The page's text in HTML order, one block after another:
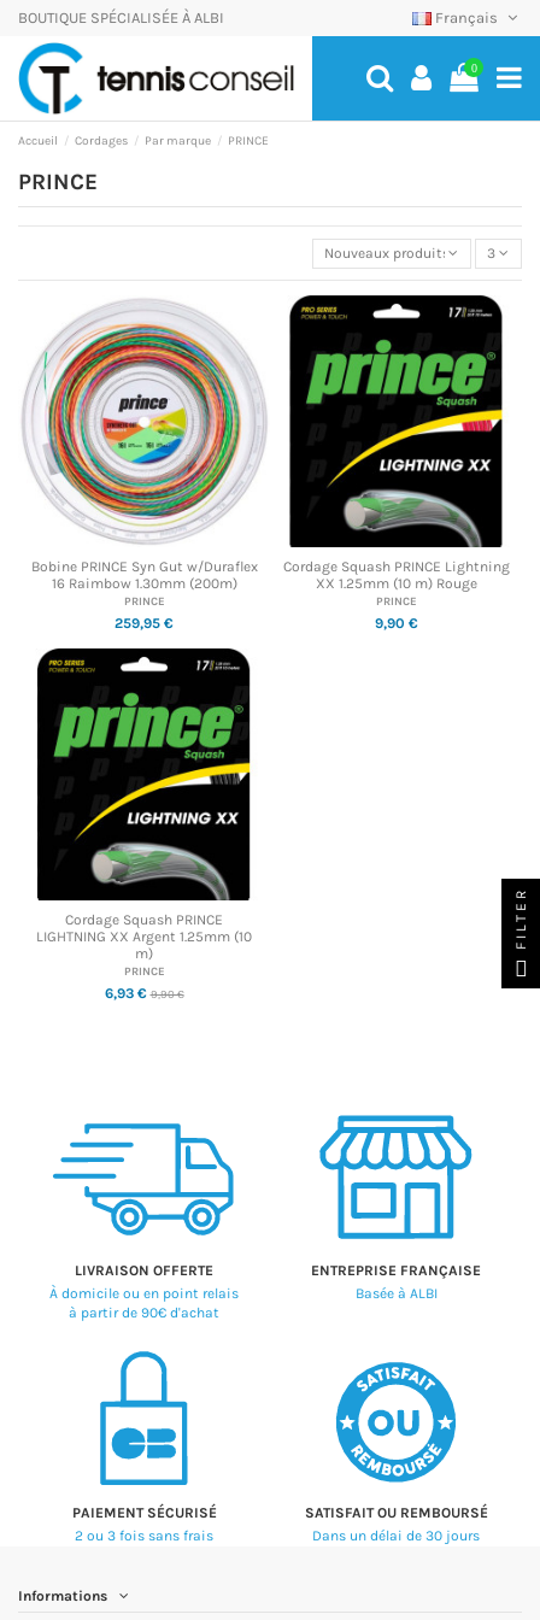
BOUTIQUE SPÉCIALISÉE À ALBI Français
0
Accueil Cordages Par marque PRINCE
PRINCE
Nouveaux produits 3
Bobine PRINCE Syn Gut w/Duraflex
16 Raimbow 1.30mm (200m)
PRINCE
259,95 €
Cordage Squash PRINCE Lightning
XX 1.25mm (10 m) Rouge
PRINCE
9,90 €
Cordage Squash PRINCE
LIGHTNING XX Argent 1.25mm (10
m)
PRINCE
6,93 €9,90 €
LIVRAISON OFFERTE
À domicile ou en point relais
à partir de 90€ d'achat
ENTREPRISE FRANÇAISE
Basée à ALBI
PAIEMENT SÉCURISÉ
2 ou 3 fois sans frais
SATISFAIT OU REMBOURSÉ
Dans un délai de 30 jours
Informations
FILTER